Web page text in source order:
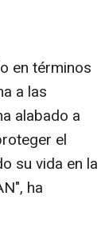
en términos
a las
alabado a
el
su vida en la
ha